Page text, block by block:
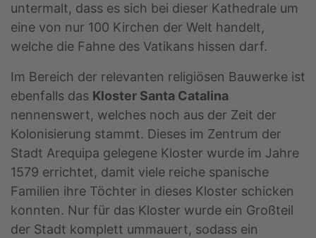
untermalt, dass es sich bei dieser Kathedrale um
eine von nur 100 Kirchen der Welt handelt,
welche die Fahne des Vatikans hissen darf.
Im Bereich der relevanten religiösen Bauwerke ist
ebenfalls das Kloster Santa Catalina
nennenswert, welches noch aus der Zeit der
Kolonisierung stammt. Dieses im Zentrum der
Stadt Arequipa gelegene Kloster wurde im Jahre
1579 errichtet, damit viele reiche spanische
Familien ihre Töchter in dieses Kloster schicken
konnten. Nur für das Kloster wurde ein Großteil
der Stadt komplett ummauert, sodass ein